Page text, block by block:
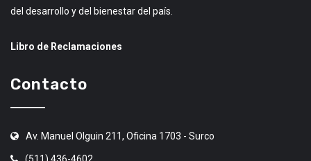
del desarrollo y del bienestar del país.
Libro de Reclamaciones
Contacto
Av. Manuel Olguin 211, Oficina 1703 - Surco